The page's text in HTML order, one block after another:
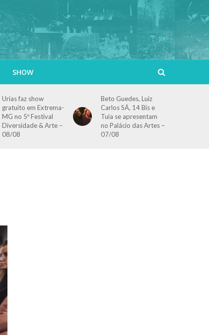
SHOW
Urias faz show
gratuito em Extrema-
MG no 5º Festival
Diversidade & Arte –
08/08
Beto Guedes, Luiz
Carlos SÁ, 14 Bis e
Tuia se apresentam
no Palácio das Artes –
07/08